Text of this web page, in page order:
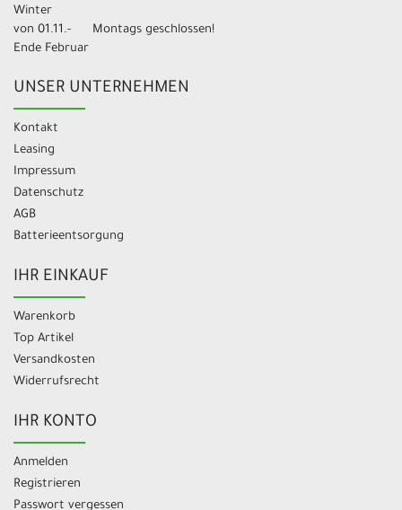
Winter
von 01.11.-
Ende Februar
Montags geschlossen!
UNSER UNTERNEHMEN
Kontakt
Leasing
Impressum
Datenschutz
AGB
Batterieentsorgung
IHR EINKAUF
Warenkorb
Top Artikel
Versandkosten
Widerrufsrecht
IHR KONTO
Anmelden
Registrieren
Passwort vergessen